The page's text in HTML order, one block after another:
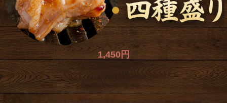
1,450円